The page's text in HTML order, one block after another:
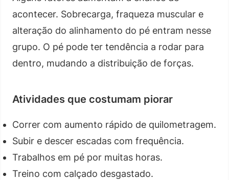
acontecer. Sobrecarga, fraqueza muscular e
alteração do alinhamento do pé entram nesse
grupo. O pé pode ter tendência a rodar para
dentro, mudando a distribuição de forças.
Atividades que costumam piorar
Correr com aumento rápido de quilometragem.
Subir e descer escadas com frequência.
Trabalhos em pé por muitas horas.
Treino com calçado desgastado.